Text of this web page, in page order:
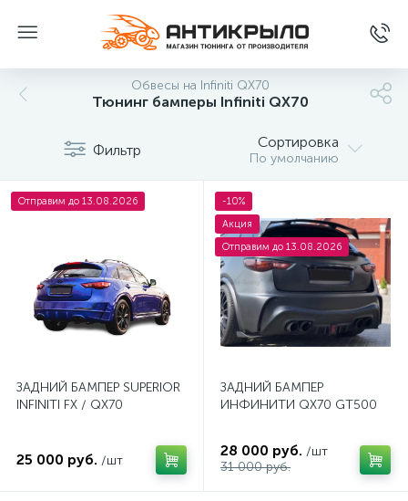
Обвесы на Infiniti QX70
Тюнинг бамперы Infiniti QX70
Фильтр Сортировка
По умолчанию
Отправим до 13.08.2026
ЗАДНИЙ БАМПЕР SUPERIOR
INFINITI FX / QX70
25 000 руб. /шт
-10%
Акция
Отправим до 13.08.2026
ЗАДНИЙ БАМПЕР
ИНФИНИТИ QX70 GT500
28 000 руб. /шт
31 000 руб.